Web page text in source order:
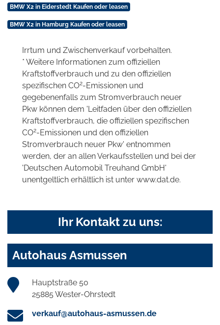
BMW X2 in Eiderstedt Kaufen oder leasen
BMW X2 in Hamburg Kaufen oder leasen
Irrtum und Zwischenverkauf vorbehalten.
* Weitere Informationen zum offiziellen
Kraftstoffverbrauch und zu den offiziellen
spezifischen CO2-Emissionen und
gegebenenfalls zum Stromverbrauch neuer
Pkw können dem 'Leitfaden über den offiziellen
Kraftstoffverbrauch, die offiziellen spezifischen
CO2-Emissionen und den offiziellen
Stromverbrauch neuer Pkw' entnommen
werden, der an allen Verkaufsstellen und bei der
'Deutschen Automobil Treuhand GmbH'
unentgeltlich erhältlich ist unter www.dat.de.
Ihr Kontakt zu uns:
Autohaus Asmussen
Hauptstraße 50
25885 Wester-Ohrstedt
verkauf@autohaus-asmussen.de